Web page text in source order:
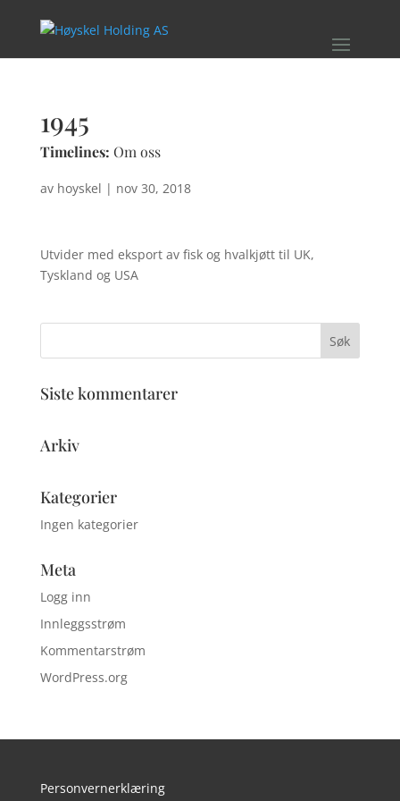
1945
Timelines: Om oss
av hoyskel | nov 30, 2018
Utvider med eksport av fisk og hvalkjøtt til UK,
Tyskland og USA
Siste kommentarer
Arkiv
Kategorier
Ingen kategorier
Meta
Logg inn
Innleggsstrøm
Kommentarstrøm
WordPress.org
Personvernerklæring